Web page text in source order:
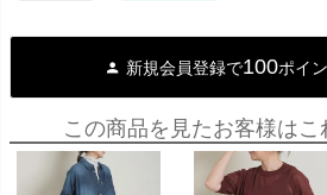
新規会員登録で100ポイ
この商品を見たお客様は